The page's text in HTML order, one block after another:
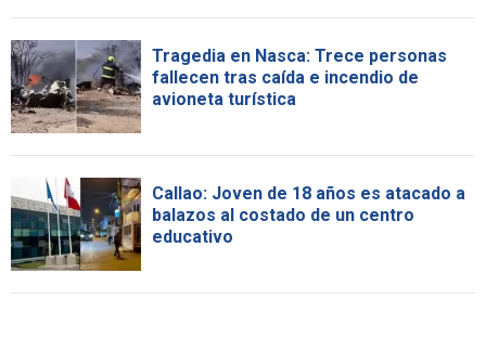
Tragedia en Nasca: Trece personas
fallecen tras caída e incendio de
avioneta turística
Callao: Joven de 18 años es atacado a
balazos al costado de un centro
educativo